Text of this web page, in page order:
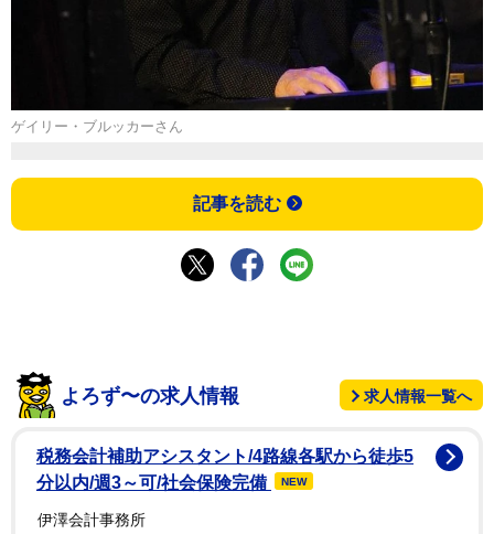
ゲイリー・ブルッカーさん
記事を読む
よろず〜の求人情報 求人情報一覧へ
税務会計補助アシスタント/4路線各駅から徒歩5
分以内/週3～可/社会保険完備
NEW
伊澤会計事務所